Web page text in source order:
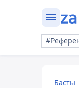
Басты